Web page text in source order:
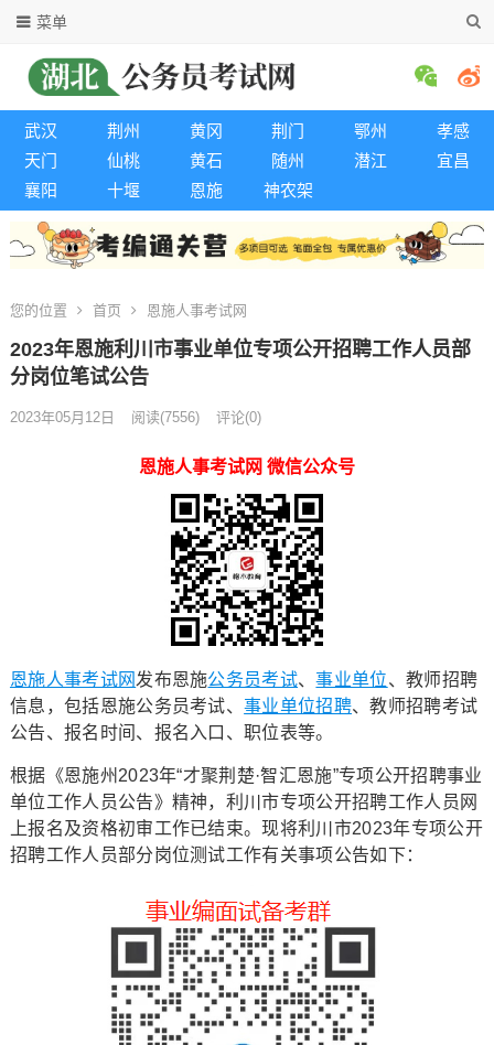
菜单
武汉 荆州 黄冈 荆门 鄂州
孝感
天门
仙桃 黄石 随州 潜江
宜昌
襄阳
十堰 恩施 神农架
您的位置 首页 恩施人事考试网
2023年恩施利川市事业单位专项公开招聘工作人员部
分岗位笔试公告
2023年05月12日 阅读(7556) 评论(0)
恩施人事考试网 微信公众号
恩施人事考试网 发布恩施公务员考试、事业单位、教师招聘
信息，包括恩施公务员考试、事业单位招聘、教师招聘考试
公告、报名时间、报名入口、职位表等。
根据《恩施州2023年“才聚荆楚·智汇恩施”专项公开招聘事业
单位工作人员公告》精神，利川市专项公开招聘工作人员网
上报名及资格初审工作已结束。现将利川市2023年专项公开
招聘工作人员部分岗位测试工作有关事项公告如下：